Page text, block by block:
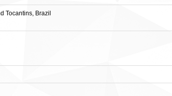
Tocantins, Brazil